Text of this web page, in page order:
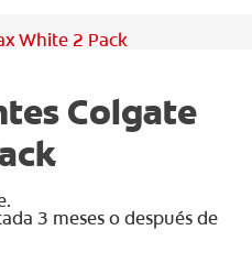
White 2 Pack
Colgate
3 meses o después de